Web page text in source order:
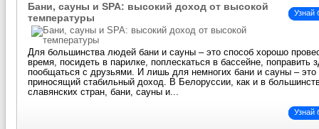
Узнай
Бани, сауны и SPA: высокий доход от высокой
температуры
Для большинства людей бани и сауны – это способ хорошо
время, посидеть в парилке, поплескаться в бассейне, поправить
пообщаться с друзьями. И лишь для немногих бани и сауны – это
приносящий стабильный доход. В Белоруссии, как и в
славянских стран, бани, сауны и...
Узнай